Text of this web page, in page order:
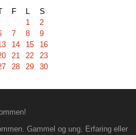
F L
S
1
2
7 8
9
14 15
16
21 22
23
28 29
30
Gammel og ung. Erfaring eller